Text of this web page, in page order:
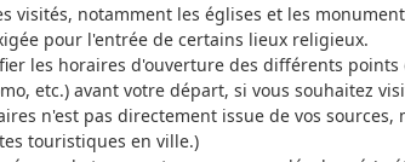
visités, notamment les églises et les
pour l'entrée de certains lieux religieux.
les horaires d'ouverture des différents points
etc.) avant votre départ, si vous souhaitez
n'est pas directement issue de vos sources,
touristiques en ville.)